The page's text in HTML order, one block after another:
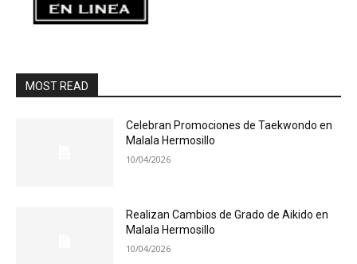
MOST READ
Celebran Promociones de Taekwondo en
Malala Hermosillo
10/04/2026
Realizan Cambios de Grado de Aikido en
Malala Hermosillo
10/04/2026